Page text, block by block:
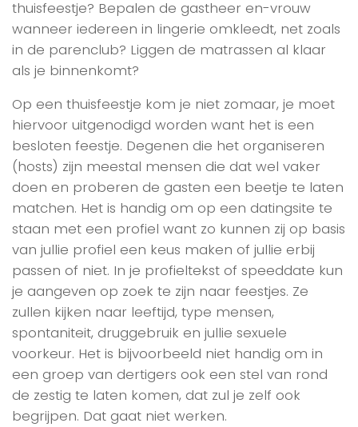
thuisfeestje? Bepalen de gastheer en-vrouw
wanneer iedereen in lingerie omkleedt, net zoals
in de parenclub? Liggen de matrassen al klaar
als je binnenkomt?
Op een thuisfeestje kom je niet zomaar, je moet
hiervoor uitgenodigd worden want het is een
besloten feestje. Degenen die het organiseren
(hosts) zijn meestal mensen die dat wel vaker
doen en proberen de gasten een beetje te laten
matchen. Het is handig om op een datingsite te
staan met een profiel want zo kunnen zij op basis
van jullie profiel een keus maken of jullie erbij
passen of niet. In je profieltekst of speeddate kun
je aangeven op zoek te zijn naar feestjes. Ze
zullen kijken naar leeftijd, type mensen,
spontaniteit, druggebruik en jullie sexuele
voorkeur. Het is bijvoorbeeld niet handig om in
een groep van dertigers ook een stel van rond
de zestig te laten komen, dat zul je zelf ook
begrijpen. Dat gaat niet werken.